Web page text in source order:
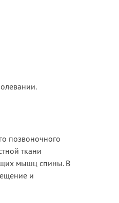
позвоночного
ткани
мышц спины. В
и